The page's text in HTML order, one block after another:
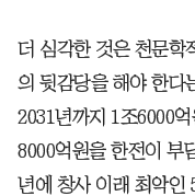
더 심각한 것은 천문학
의 뒷감당을 해야 한다
2031년까지 1조6000
8000억원을 한전이 부
년에 창사 이래 최악인